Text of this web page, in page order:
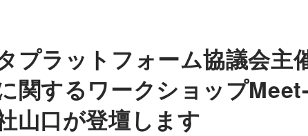
プラットフォーム協議会主
関するワークショップ
山口が登壇します